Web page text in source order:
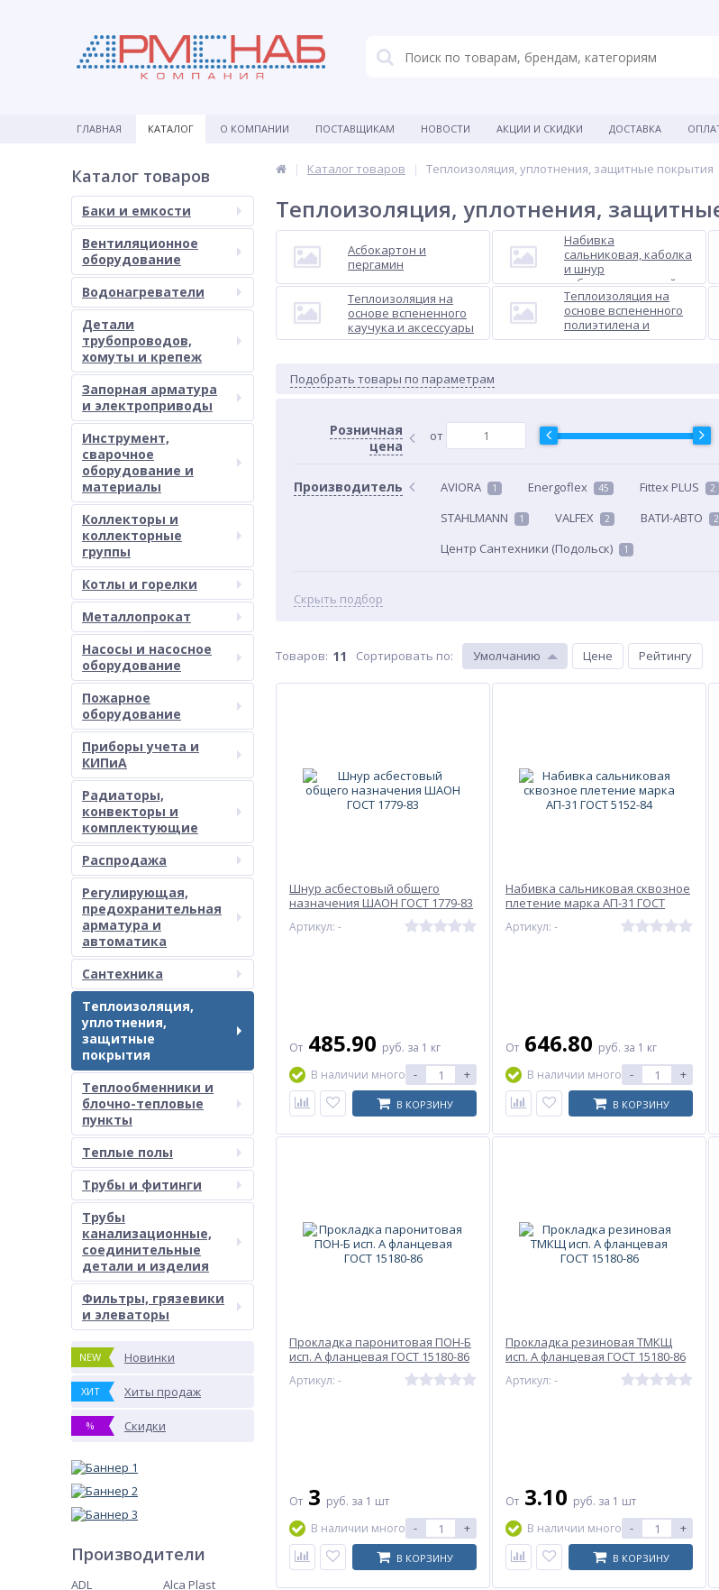
ГЛАВНАЯ КАТАЛОГ О КОМПАНИИ ПОСТАВЩИКАМ НОВОСТИ АКЦИИ И СКИДКИ ДОСТАВКА
Каталог товаров
Баки и емкости
Вентиляционное
оборудование
Водонагреватели
Детали
трубопроводов,
хомуты и крепеж
Запорная арматура
и электроприводы
Инструмент,
сварочное
оборудование и
материалы
Коллекторы и
коллекторные
группы
Котлы и горелки
Металлопрокат
Насосы и насосное
оборудование
Пожарное
оборудование
Приборы учета и
КИПиА
Радиаторы,
конвекторы и
комплектующие
Распродажа
Регулирующая,
предохранительная
арматура и
автоматика
Сантехника
Теплоизоляция,
уплотнения,
защитные
покрытия
Теплообменники и
блочно-тепловые
пункты
Теплые полы
Трубы и фитинги
Трубы
канализационные,
соединительные
детали и изделия
Фильтры, грязевики
и элеваторы
NEW Новинки
ХИТ Хиты продаж
% Скидки
Производители
ADL
Alca Plast
Каталог товаров Теплоизоляция, уплотнения, защитные покрытия
Теплоизоляция, уплотнения,
Асбокартон и
пергамин
Набивка
сальниковая, каболка
и шнур
асбестоцементный
Теплоизоляция на
основе вспененного
каучука и аксессуары
Теплоизоляция на
основе вспененного
полиэтилена и
аксессуары
Подобрать товары по параметрам
Розничная
цена
от
Производитель AVIORA 1 Energoflex 45 Fittex PLUS 2
STAHLMANN 1 VALFEX 2 ВАТИ-АВТО 2
Центр Сантехники (Подольск) 1
Скрыть подбор
Товаров: 11 Сортировать по: Умолчанию Цене Рейтингу
Шнур асбестовый общего
назначения ШАОН ГОСТ 1779-83
Артикул: -
От 485.90 руб. за 1 кг
В наличии много - +
В КОРЗИНУ
Набивка сальниковая сквозное
плетение марка АП-31 ГОСТ
Артикул: -
От 646.80 руб. за 1 кг
В наличии много - +
В КОРЗИНУ
Прокладка паронитовая ПОН-Б
исп. А фланцевая ГОСТ 15180-86
Артикул: -
От 3 руб. за 1 шт
В наличии много - +
В КОРЗИНУ
Прокладка резиновая ТМКЩ
исп. А фланцевая ГОСТ 15180-86
Артикул: -
От 3.10 руб. за 1 шт
В наличии много - +
В КОРЗИНУ